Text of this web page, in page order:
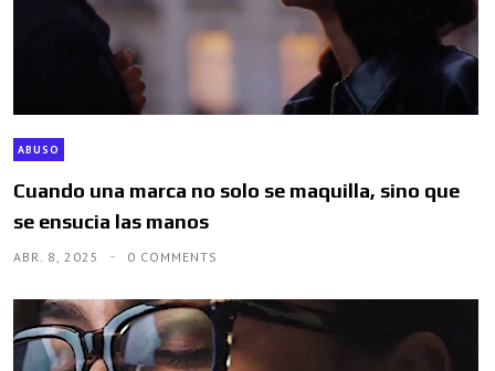
ABUSO
Cuando una marca no solo se maquilla, sino que
se ensucia las manos
ABR. 8, 2025 0 COMMENTS